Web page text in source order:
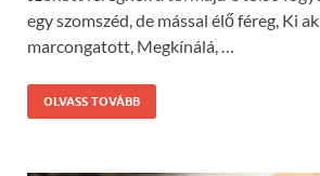
egy szomszéd, de mással élő féreg, Ki
marcongatott, Megkínálá, …
OLVASS TOVÁBB